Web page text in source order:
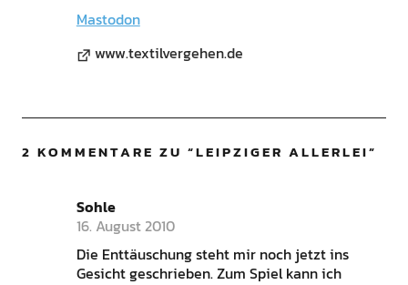
Mastodon
www.textilvergehen.de
2 KOMMENTARE ZU “LEIPZIGER ALLERLEI”
Sohle
16. August 2010
Die Enttäuschung steht mir noch jetzt ins
Gesicht geschrieben. Zum Spiel kann ich